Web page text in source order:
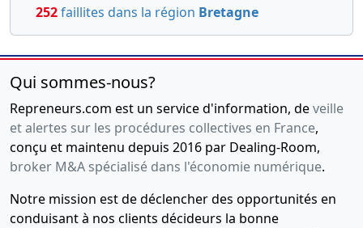
252faillites dans la région Bretagne
Qui sommes-nous?
Repreneurs.com est un service d'information, deveille
et alertes sur les procédures collectives en France,
conçu et maintenu depuis 2016 par Dealing-Room,
broker M&A spécialisé dans l'économie numérique.
Notre mission est de déclencher des opportunités en
conduisant à nos clients décideurs la bonne